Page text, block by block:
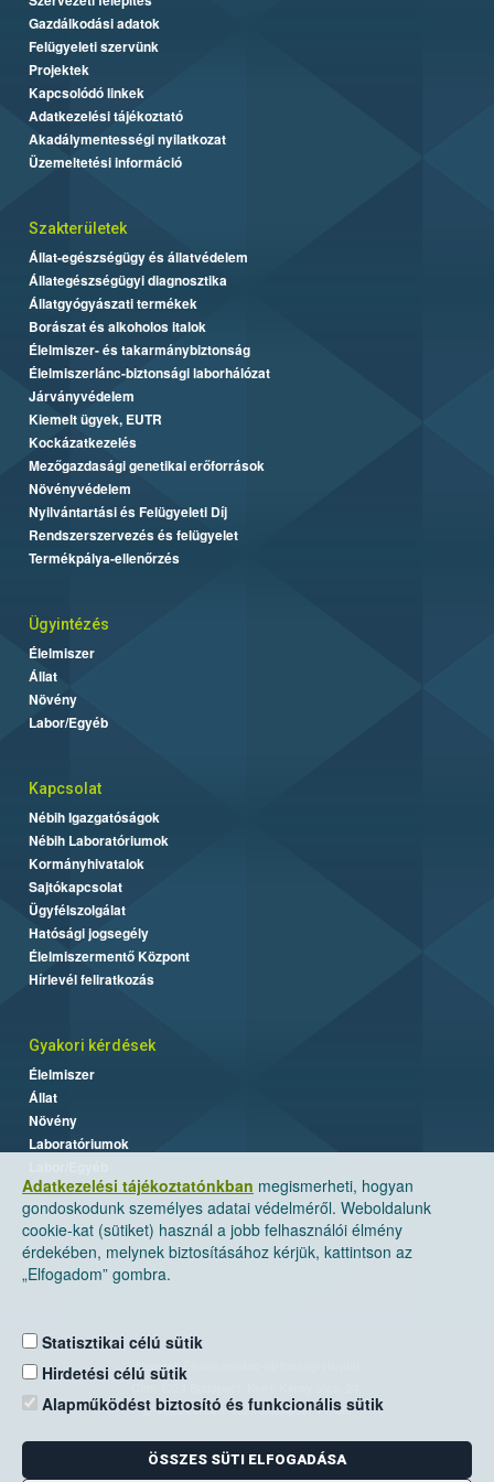
Adatkezelési tájékoztatónkban megismerheti, hogyan
gondoskodunk személyes adatai védelméről. Weboldalunk
cookie-kat (sütiket) használ a jobb felhasználói élmény
érdekében, melynek biztosításához kérjük, kattintson az
„Elfogadom” gombra.
Statisztikai célú sütik
Hirdetési célú sütik
Alapműködést biztosító és funkcionális sütik
ÖSSZES SÜTI ELFOGADÁSA
Gazdálkodási adatok
Felügyeleti szervünk
Projektek
Kapcsolódó linkek
Adatkezelési tájékoztató
Akadálymentességi nyilatkozat
Üzemeltetési információ
Szakterületek
Állat-egészségügy és állatvédelem
Állategészségügyi diagnosztika
Állatgyógyászati termékek
Borászat és alkoholos italok
Élelmiszer- és takarmánybiztonság
Élelmiszerlánc-biztonsági laborhálózat
Járványvédelem
Kiemelt ügyek, EUTR
Kockázatkezelés
Mezőgazdasági genetikai erőforrások
Növényvédelem
Nyilvántartási és Felügyeleti Díj
Rendszerszervezés és felügyelet
Termékpálya-ellenőrzés
Ügyintézés
Élelmiszer
Állat
Növény
Labor/Egyéb
Kapcsolat
Nébih Igazgatóságok
Nébih Laboratóriumok
Kormányhivatalok
Sajtókapcsolat
Ügyfélszolgálat
Hatósági jogsegély
Élelmiszermentő Központ
Hírlevél feliratkozás
Gyakori kérdések
Élelmiszer
Állat
Növény
Laboratóriumok
Nemzeti Élelmiszerlánc-biztonsági Hivatal
Levelezési cím: 1525 Budapest. Pf. 30.
E-mail:ugyfelszolgalat@nebih.gov.hu